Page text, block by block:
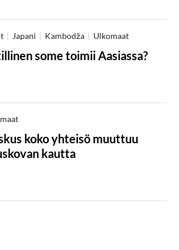
Japani Kambodža Ulkomaat
some toimii Aasiassa?
koko yhteisö muuttuu
kautta